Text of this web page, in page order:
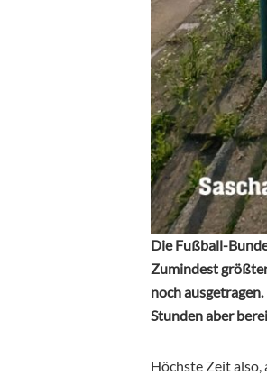
Die Fußball-
Zumindest
noch
Stunden aber
Höchste Zeit also,